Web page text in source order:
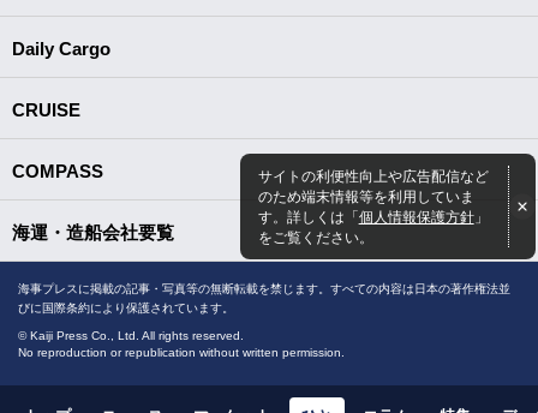
サイトの利便性向上や広告配信など
のため端末情報等を利用していま
す。詳しくは「個人情報保護方針」
をご覧ください。
Daily Cargo
CRUISE
COMPASS
海運・造船会社要覧
海事プレスに掲載の記事・写真等の無断転載を禁じます。すべての内容は日本の著作権法並
びに国際条約により保護されています。
© Kaiji Press Co., Ltd. All rights reserved.
No reproduction or republication without written permission.